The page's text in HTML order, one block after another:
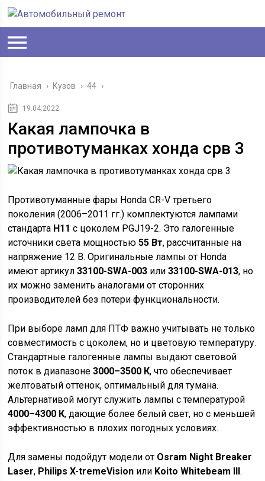
Главная › Кузов › 44 ›
19.04.2022
Какая лампочка в
противотуманках хонда срв 3
Противотуманные фары Honda CR-V третьего
поколения (2006–2011 гг.) комплектуются лампами
стандарта H11 с цоколем PGJ19-2. Это галогенные
источники света мощностью55 Вт, рассчитанные на
напряжение 12 В. Оригинальные лампы от Honda
имеют артикул33100-SWA-003 или33100-SWA-013, но
их можно заменить аналогами от сторонних
производителей без потери функциональности.
При выборе ламп для ПТФ важно учитывать не только
совместимость с цоколем, но и цветовую температуру.
Стандартные галогенные лампы выдают световой
поток в диапазоне3000–3500 К, что обеспечивает
желтоватый оттенок, оптимальный для тумана.
Альтернативой могут служить лампы с температурой
4000–4300 К, дающие более белый свет, но с меньшей
эффективностью в плохих погодных условиях.
Для замены подойдут модели от Osram Night Breaker
Laser, Philips X-tremeVision или Koito Whitebeam III.